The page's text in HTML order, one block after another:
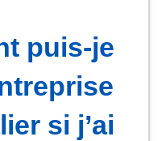
puis-je
si j’ai